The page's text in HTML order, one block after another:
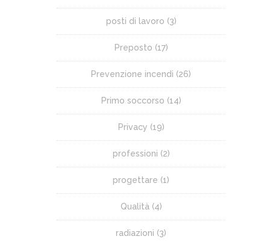
posti di lavoro (3)
Preposto (17)
Prevenzione incendi (26)
Primo soccorso (14)
Privacy (19)
professioni (2)
progettare (1)
Qualità (4)
radiazioni (3)